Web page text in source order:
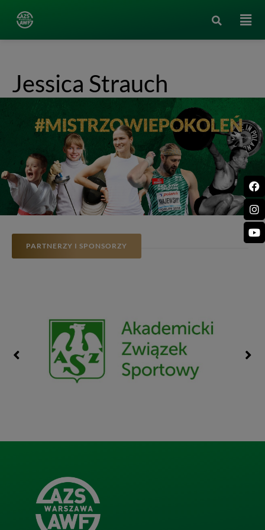
Jessica Strauch
PARTNERZY I SPONSORZY